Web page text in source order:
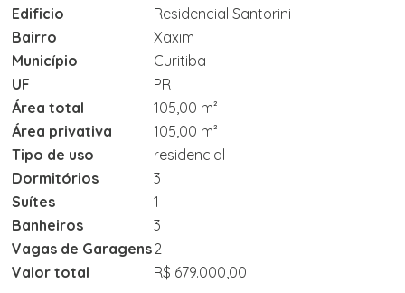
Edificio
Residencial Santorini
Bairro
Xaxim
Município
Curitiba
UF
PR
Área total
105,00 m²
Área privativa
105,00 m²
Tipo de uso
residencial
Dormitórios
3
Suítes
1
Banheiros
3
Vagas de Garagens2
Valor total
R$ 679.000,00